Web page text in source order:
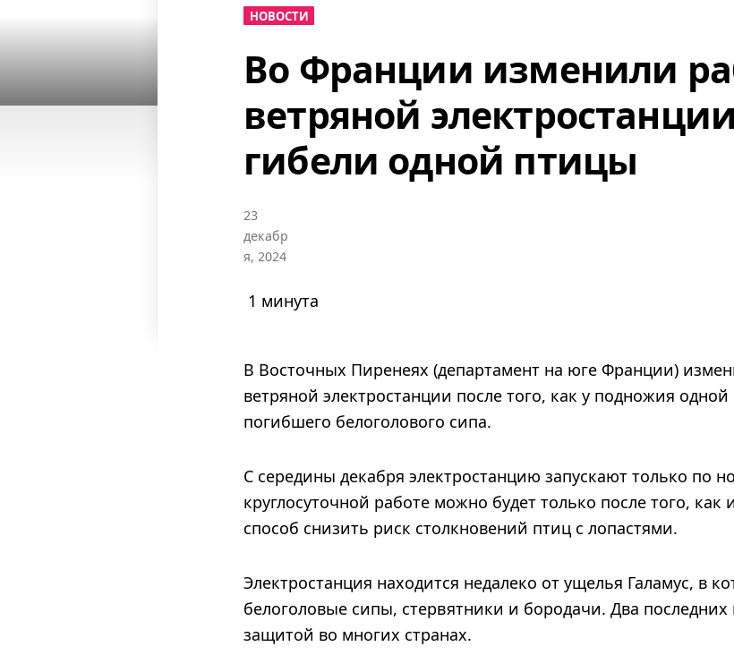
НОВОСТИ
Во Франции изменили
ветряной
гибели одной птицы
23
декабр
я, 2024
1 минута
В Восточных Пиренеях (департамент на юге Франции)
ветряной электростанции после того, как у подножия
погибшего белоголового сипа.
С середины декабря электростанцию запускают только по
круглосуточной работе можно будет только после того,
способ снизить риск столкновений птиц с лопастями.
Электростанция находится недалеко от ущелья Галамус, в
белоголовые сипы, стервятники и бородачи. Два последних
защитой во многих странах.